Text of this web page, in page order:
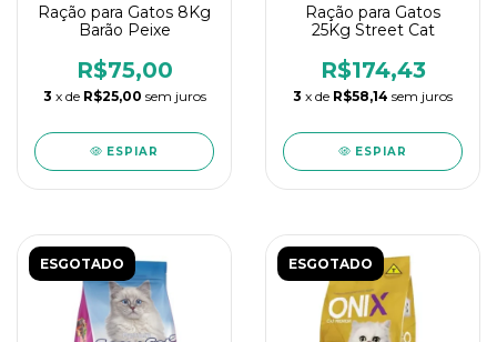
Ração para Gatos 8Kg
Barão Peixe
R$75,00
3 x de R$25,00 sem juros
ESPIAR
Ração para Gatos
25Kg Street Cat
R$174,43
3 x de R$58,14 sem juros
ESPIAR
ESGOTADO ESGOTADO